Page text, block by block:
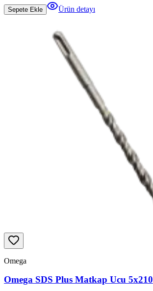
Sepete Ekle Ürün detayı
Omega
Omega SDS Plus Matkap Ucu 5x210